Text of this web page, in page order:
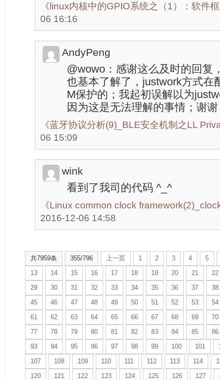
《 linux内核中的GPIO系统之（1）：软件
06 16:16
AndyPeng
@wowo：感谢这么及时的回复
也基本了解了，justwork方式在
M保护的；我起初误解以为
因为这是无法理解的事情；谢
《蓝牙协议分析(9)_BLE安全机制之LL
06 15:09
wink
看到了我司的代码 ^_^
《Linux common clock
2016-12-06 14:58
共7959条 355/796 上一页 1 2 3 4
5
13
14 15 16 17 18 19 20 21
22
29
30 31 32 33 34 35 36 37
38
45
46 47 48 49 50 51 52 53
54
61
62 63 64 65 66 67 68 69
70
77
78 79 80 81 82 83 84 85
86
93
94 95 96 97 98 99 100 101
107
108 109 110 111 112 113 114
120
121 122 123 124 125 126 127